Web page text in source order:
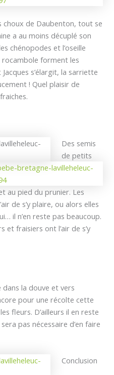
choux de Daubenton, tout se
a au moins décuplé son
chénopodes et l’oseille
forment les
s’élargit, la sarriette
! Quel plaisir de
Des semis
de petits
au pied du prunier. Les
de s’y plaire, ou alors elles
il n’en reste pas beaucoup.
fraisiers ont l’air de s’y
dans la douve et vers
pour une récolte cette
fleurs. D’ailleurs il en reste
pas nécessaire d’en faire
Conclusion